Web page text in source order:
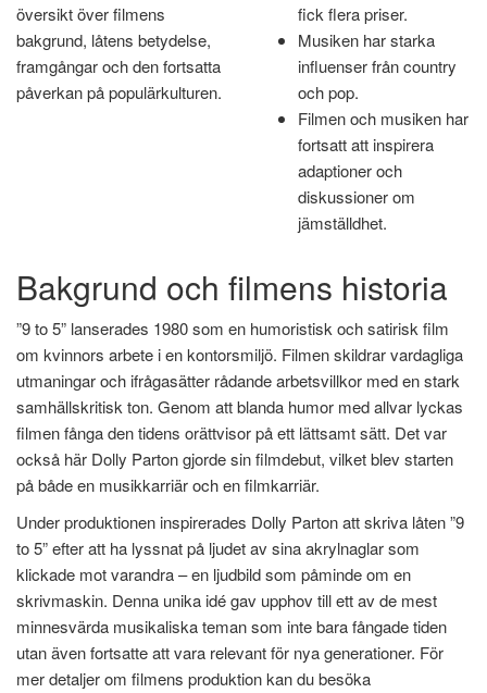
översikt över filmens
bakgrund, låtens betydelse,
framgångar och den fortsatta
påverkan på populärkulturen.
fick flera priser.
Musiken har starka
influenser från country
och pop.
Filmen och musiken har
fortsatt att inspirera
adaptioner och
diskussioner om
jämställdhet.
Bakgrund och filmens historia
”9 to 5” lanserades 1980 som en humoristisk och satirisk film
om kvinnors arbete i en kontorsmiljö. Filmen skildrar vardagliga
utmaningar och ifrågasätter rådande arbetsvillkor med en stark
samhällskritisk ton. Genom att blanda humor med allvar lyckas
filmen fånga den tidens orättvisor på ett lättsamt sätt. Det var
också här Dolly Parton gjorde sin filmdebut, vilket blev starten
på både en musikkarriär och en filmkarriär.
Under produktionen inspirerades Dolly Parton att skriva låten ”9
to 5” efter att ha lyssnat på ljudet av sina akrylnaglar som
klickade mot varandra – en ljudbild som påminde om en
skrivmaskin. Denna unika idé gav upphov till ett av de mest
minnesvärda musikaliska teman som inte bara fångade tiden
utan även fortsatte att vara relevant för nya generationer. För
mer detaljer om filmens produktion kan du besöka